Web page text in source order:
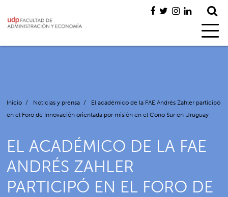
Inicio / Noticias y prensa /
El académico de la FAE Andrés Zahler participó
en el Foro de Innovación orientada por misión en el Cono Sur en Uruguay
EL ACADÉMICO DE LA FAE
ANDRÉS ZAHLER
PARTICIPÓ EN EL FORO DE